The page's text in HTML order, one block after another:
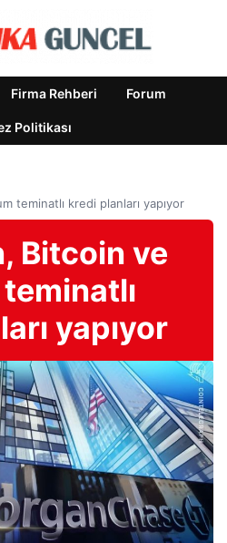
Firma Rehberi Forum
Politikası
teminatlı kredi planları yapıyor
Bitcoin ve
yapıyor